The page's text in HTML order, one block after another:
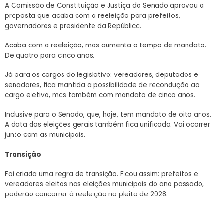
A Comissão de Constituição e Justiça do Senado aprovou a
proposta que acaba com a reeleição para prefeitos,
governadores e presidente da República.
Acaba com a reeleição, mas aumenta o tempo de mandato.
De quatro para cinco anos.
Já para os cargos do legislativo: vereadores, deputados e
senadores, fica mantida a possibilidade de recondução ao
cargo eletivo, mas também com mandato de cinco anos.
Inclusive para o Senado, que, hoje, tem mandato de oito anos.
A data das eleições gerais também fica unificada. Vai ocorrer
junto com as municipais.
Transição
Foi criada uma regra de transição. Ficou assim: prefeitos e
vereadores eleitos nas eleições municipais do ano passado,
poderão concorrer à reeleição no pleito de 2028.